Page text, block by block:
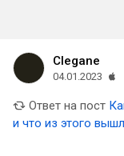
Clegane
04.01.2023
Ответ на пост
и что из этого